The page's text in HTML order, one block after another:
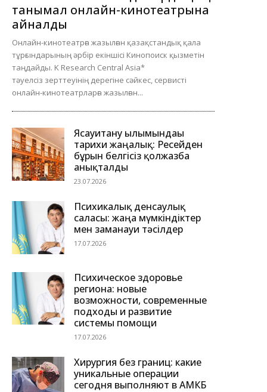
танымал онлайн-кинотеатрына
айналды
Онлайн-кинотеатрға жазылған қазақстандық қала
тұрғындарының әрбір екіншісі Кинопоиск қызметін
таңдайды. K Research Central Asia*
тәуелсіз зерттеуінің дерегіне сәйкес, сервисті
онлайн-кинотеатрларға жазылған...
Ясауитану ғылымындағы
тарихи жаңалық: Ресейден
бұрын белгісіз қолжазба
анықталды
23.07.2026
Психикалық денсаулық
саласы: жаңа мүмкіндіктер
мен заманауи тәсілдер
17.07.2026
Психическое здоровье
региона: новые
возможности, современные
подходы и развитие
системы помощи
17.07.2026
Хирургия без границ: какие
уникальные операции
сегодня выполняют в АМКБ